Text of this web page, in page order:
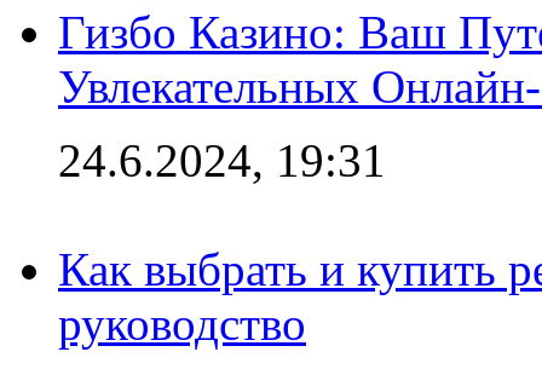
Гизбо Казино: Ваш
Увлекательных
24.6.2024, 19:31
Как выбрать и купить
руководство